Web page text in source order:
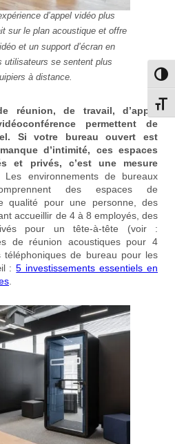
d’appel vidéo plus
sur le plan acoustique et offre
et un support d’écran en
utilisateurs se sentent plus
à distance.
réunion, de travail, d’appel
permettent de
Si votre bureau ouvert est
d’intimité, ces espaces
et privés, c’est une mesure
Les environnements de bureaux
des espaces de
qualité pour une personne, des
accueillir de 4 à 8 employés, des
pour un tête-à-tête (voir :
de réunion acoustiques pour 4
téléphoniques de bureau pour les
:5 investissements essentiels en
.